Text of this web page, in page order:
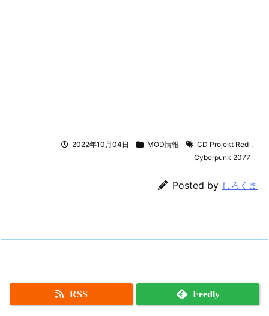
2022年10月04日 MOD情報 CD Projekt Red ,
Cyberpunk 2077
Posted by しろくま
RSS Feedly